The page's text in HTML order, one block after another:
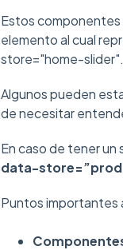
Estos
elemento al cual
store="home-slider".
Algunos pueden
de necesitar
En caso de tener
data-
Puntos importantes